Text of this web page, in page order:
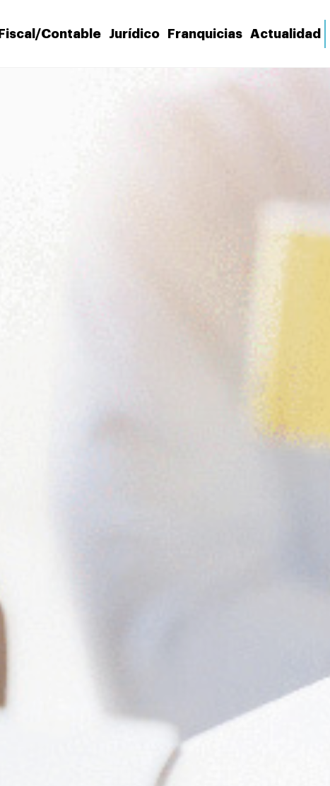
Fiscal/Contable Jurídico Franquicias Actualidad